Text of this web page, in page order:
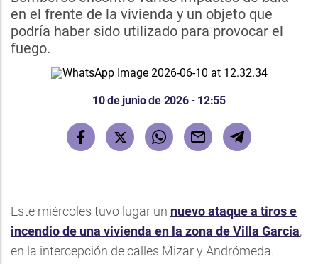
en el frente de la vivienda y un objeto que
podría haber sido utilizado para provocar el
fuego.
10 de junio de 2026 - 12:55
Este miércoles tuvo lugar un nuevo ataque a tiros e
incendio de una vivienda en la zona de Villa García,
en la intercepción de calles Mizar y Andrómeda.